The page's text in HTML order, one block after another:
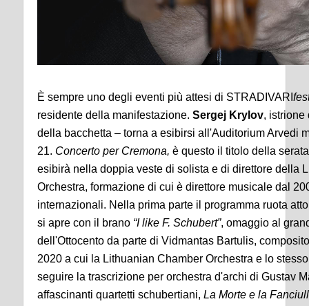
È sempre uno degli eventi più attesi di STRADIVARI
residente della manifestazione. Sergej Krylov, istrione
della bacchetta – torna a esibirsi all'Auditorium Arvedi
21. Concerto per Cremona, è questo il titolo della
esibirà nella doppia veste di solista e di direttore della
Orchestra, formazione di cui è direttore musicale dal
internazionali. Nella prima parte il programma ruota
si apre con il brano “I like F. Schubert”, omaggio al
dell'Ottocento da parte di Vidmantas Bartulis,
2020 a cui la Lithuanian Chamber Orchestra e lo
seguire la trascrizione per orchestra d'archi di Gustav
affascinanti quartetti schubertiani, La Morte e la